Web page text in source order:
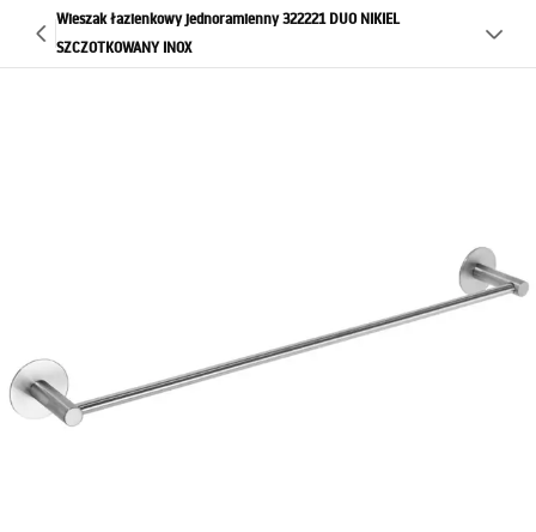
Wieszak łazienkowy jednoramienny 322221 DUO NIKIEL
SZCZOTKOWANY INOX